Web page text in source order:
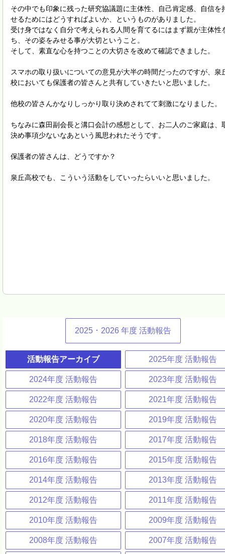
その中でも印象に残った研究協議題に主体性、自己肯定感、自信を
せるためにはどうすればよいか、というものがありました。
受け身ではなく自分で考えられる人間を育てるにはまず親が主体性
ち、その姿をみせる事が大切ということ。
そして、素直な心を持つことの大切さを改めて確認できました。
スマホの取り扱いについての意見が大半の時間だったのですが、泉
校においても保護者の皆さんと共有していきたいと思いました。
他校の皆さんかなりしっかり取り決めされてて刺激になりました。
ちなみに森田副会長と溝口会計の感想として、お二人のご家庭は、
決め事項少ないなあという風思われたそうです。
保護者の皆さんは、どうですか？
泉丘高校でも、こういう活動をしていったらいいと思いました。
2025 ･ 2026 年度 活動報告
活動報告アーカイブ 2025年度 活動報告
2024年度 活動報告 2023年度 活動報告
2022年度 活動報告 2021年度 活動報告
2020年度 活動報告 2019年度 活動報告
2018年度 活動報告 2017年度 活動報告
2016年度 活動報告 2015年度 活動報告
2014年度 活動報告 2013年度 活動報告
2012年度 活動報告 2011年度 活動報告
2010年度 活動報告 2009年度 活動報告
2008年度 活動報告 2007年度 活動報告